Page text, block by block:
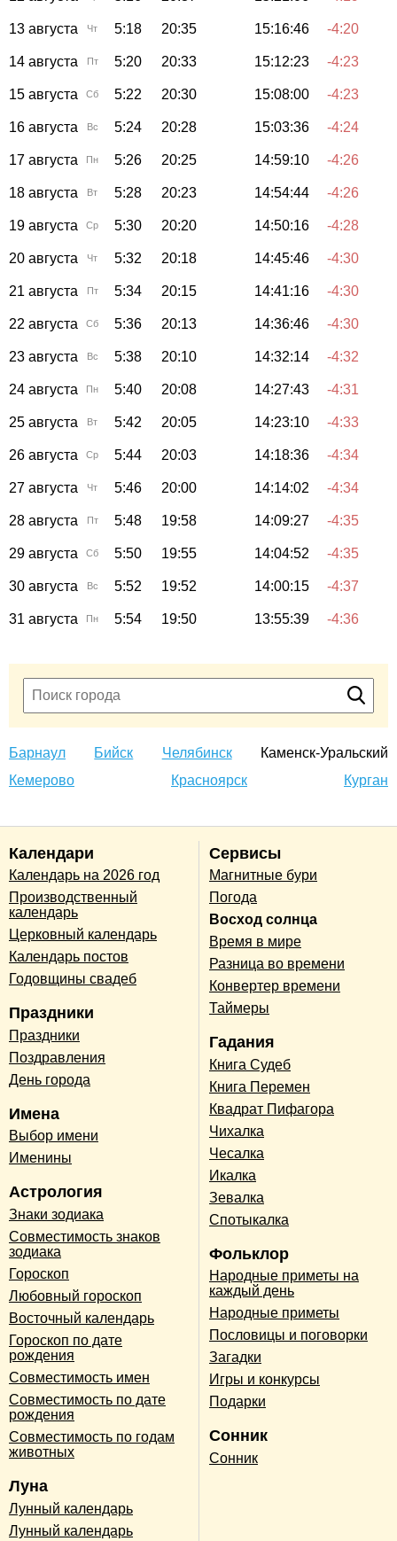
13 августа Чт 5:18 20:35 15:16:46 -4:20
14 августа Пт 5:20 20:33 15:12:23 -4:23
15 августа Сб 5:22 20:30 15:08:00 -4:23
16 августа Вс 5:24 20:28 15:03:36 -4:24
17 августа Пн 5:26 20:25 14:59:10 -4:26
18 августа Вт 5:28 20:23 14:54:44 -4:26
19 августа Ср 5:30 20:20 14:50:16 -4:28
20 августа Чт 5:32 20:18 14:45:46 -4:30
21 августа Пт 5:34 20:15 14:41:16 -4:30
22 августа Сб 5:36 20:13 14:36:46 -4:30
23 августа Вс 5:38 20:10 14:32:14 -4:32
24 августа Пн 5:40 20:08 14:27:43 -4:31
25 августа Вт 5:42 20:05 14:23:10 -4:33
26 августа Ср 5:44 20:03 14:18:36 -4:34
27 августа Чт 5:46 20:00 14:14:02 -4:34
28 августа Пт 5:48 19:58 14:09:27 -4:35
29 августа Сб 5:50 19:55 14:04:52 -4:35
30 августа Вс 5:52 19:52 14:00:15 -4:37
31 августа Пн 5:54 19:50 13:55:39 -4:36
Барнаул Бийск Челябинск
Каменск-Уральский
Кемерово
Красноярск Курган
Календари
Календарь на 2026 год
Производственный
календарь
Церковный календарь
Календарь постов
Годовщины свадеб
Праздники
Праздники
Поздравления
День города
Имена
Выбор имени
Именины
Астрология
Знаки зодиака
Совместимость знаков
зодиака
Гороскоп
Любовный гороскоп
Восточный календарь
Гороскоп по дате
рождения
Совместимость имен
Совместимость по дате
рождения
Совместимость по годам
животных
Луна
Лунный календарь
Лунный календарь
Сервисы
Магнитные бури
Погода
Восход солнца
Время в мире
Разница во времени
Конвертер времени
Таймеры
Гадания
Книга Судеб
Книга Перемен
Квадрат Пифагора
Чихалка
Чесалка
Икалка
Зевалка
Спотыкалка
Фольклор
Народные приметы на
каждый день
Народные приметы
Пословицы и поговорки
Загадки
Игры и конкурсы
Подарки
Сонник
Сонник